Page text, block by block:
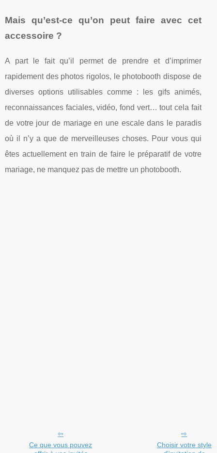
Mais qu’est-ce qu’on peut faire avec cet
accessoire ?
A part le fait qu’il permet de prendre et d’imprimer
rapidement des photos rigolos, le photobooth dispose de
diverses options utilisables comme : les gifs animés,
reconnaissances faciales, vidéo, fond vert… tout cela fait
de votre jour de mariage en une escale dans le paradis
où il n’y a que de merveilleuses choses. Pour vous qui
êtes actuellement en train de faire le préparatif de votre
mariage, ne manquez pas de mettre un photobooth.
Ce que vous pouvez
Choisir votre style